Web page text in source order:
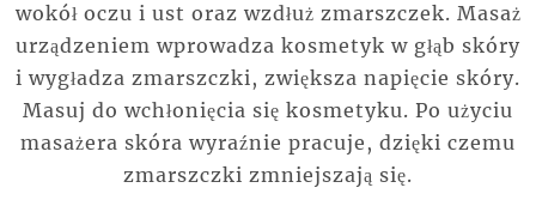
wokół oczu i ust oraz wzdłuż zmarszczek. Masaż
urządzeniem wprowadza kosmetyk w głąb skóry
i wygładza zmarszczki, zwiększa napięcie skóry.
Masuj do wchłonięcia się kosmetyku. Po użyciu
masażera skóra wyraźnie pracuje, dzięki czemu
zmarszczki zmniejszają się.